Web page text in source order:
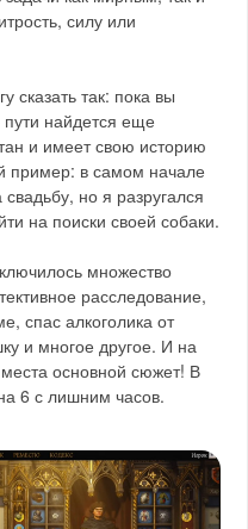
силу или
сказать так: пока вы
пути найдется еще
и имеет свою историю
пример: в самом начале
но я разругался
на поиски своей собаки.
множество
расследование,
спас алкоголика от
и многое другое. И на
основной сюжет! В
6 с лишним часов.